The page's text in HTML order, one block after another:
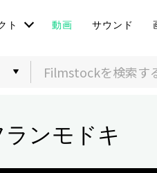
ト 動画 サウンド
ンモドキ